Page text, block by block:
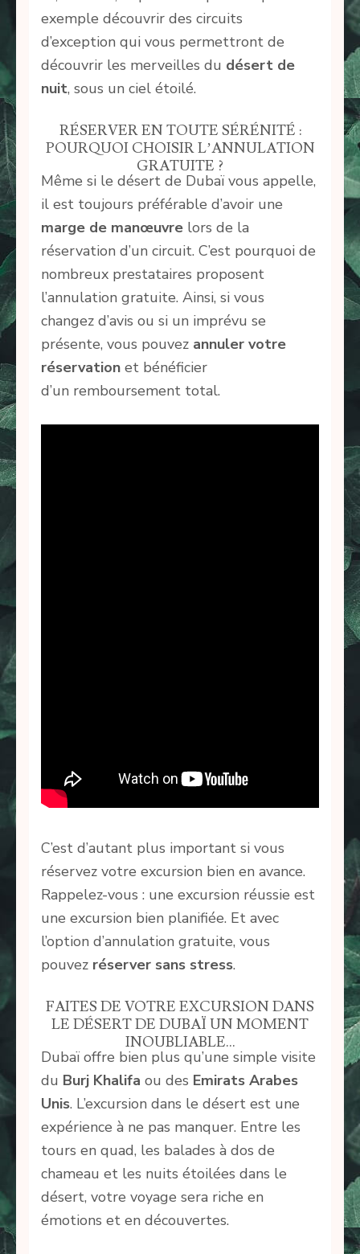
exemple découvrir des circuits
d’exception qui vous permettront de
découvrir les merveilles du désert de
nuit, sous un ciel étoilé.
RÉSERVER EN TOUTE SÉRÉNITÉ :
POURQUOI CHOISIR L’ANNULATION
GRATUITE ?
Même si le désert de Dubaï vous appelle,
il est toujours préférable d’avoir une
marge de manœuvre lors de la
réservation d’un circuit. C’est pourquoi de
nombreux prestataires proposent
l’annulation gratuite. Ainsi, si vous
changez d’avis ou si un imprévu se
présente, vous pouvez annuler votre
réservation et bénéficier
d’un remboursement total.
C’est d’autant plus important si vous
réservez votre excursion bien en avance.
Rappelez-vous : une excursion réussie est
une excursion bien planifiée. Et avec
l’option d’annulation gratuite, vous
pouvez réserver sans stress.
FAITES DE VOTRE EXCURSION DANS
LE DÉSERT DE DUBAÏ UN MOMENT
INOUBLIABLE…
Dubaï offre bien plus qu’une simple visite
du Burj Khalifa ou des Emirats Arabes
Unis. L’excursion dans le désert est une
expérience à ne pas manquer. Entre les
tours en quad, les balades à dos de
chameau et les nuits étoilées dans le
désert, votre voyage sera riche en
émotions et en découvertes.